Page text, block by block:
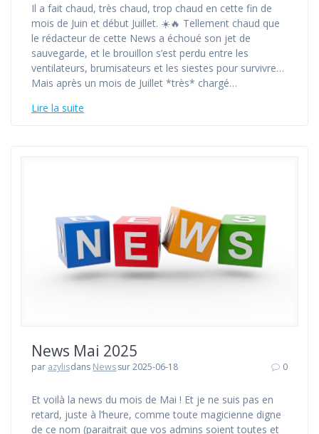
Il a fait chaud, très chaud, trop chaud en cette fin de
mois de Juin et début Juillet. ☀️🔥 Tellement chaud que
le rédacteur de cette News a échoué son jet de
sauvegarde, et le brouillon s’est perdu entre les
ventilateurs, brumisateurs et les siestes pour survivre…
Mais après un mois de Juillet *très* chargé…
Lire la suite
News Mai 2025
par azylisdans Newssur 2025-06-18 0
Et voilà la news du mois de Mai ! Et je ne suis pas en
retard, juste à l’heure, comme toute magicienne digne
de ce nom (paraitrait que vos admins soient toutes et